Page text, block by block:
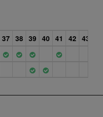
37 38 39 40 41 42 43